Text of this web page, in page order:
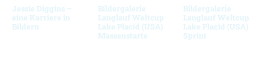
Jessie Diggins –
eine Karriere in
Bildern
Bildergalerie
Langlauf Weltcup
Lake Placid (USA)
Massenstarts
Bildergalerie
Langlauf Weltcup
Lake Placid (USA)
Sprint